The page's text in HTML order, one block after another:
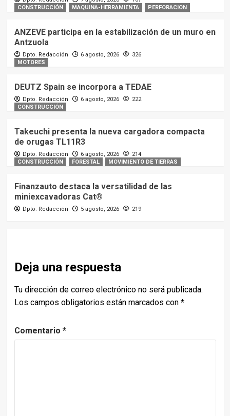
CONSTRUCCIÓN
MAQUINA-HERRAMIENTA PERFORACION
ANZEVE participa en la estabilización de un muro en
Antzuola
Dpto. Redacción 6 agosto, 2026
326
MOTORES
DEUTZ Spain se incorpora a TEDAE
Dpto. Redacción 6 agosto, 2026
222
CONSTRUCCIÓN
Takeuchi presenta la nueva cargadora compacta
de orugas TL11R3
Dpto. Redacción 6 agosto, 2026
214
CONSTRUCCIÓN
FORESTAL MOVIMIENTO DE TIERRAS
Finanzauto destaca la versatilidad de las
miniexcavadoras Cat®
Dpto. Redacción 5 agosto, 2026 219
Deja una respuesta
Tu dirección de correo electrónico no será publicada.
Los campos obligatorios están marcados con *
Comentario *